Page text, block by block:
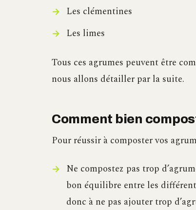
Les clémentines
Les limes
Tous ces agrumes peuvent être
nous allons détailler par la suite.
Comment bien
Pour réussir à composter vos
Ne compostez pas trop
bon équilibre entre les
donc à ne pas ajouter trop